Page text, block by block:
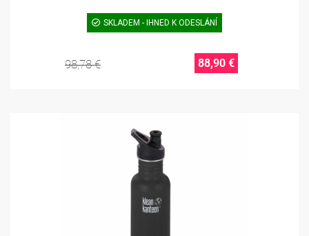
SKLADEM - IHNED K ODESLÁNÍ
98,78 € 88,90 €